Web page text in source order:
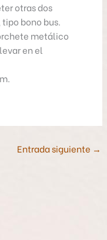
otras dos
bono bus.
metálico
en el
Entrada siguiente →